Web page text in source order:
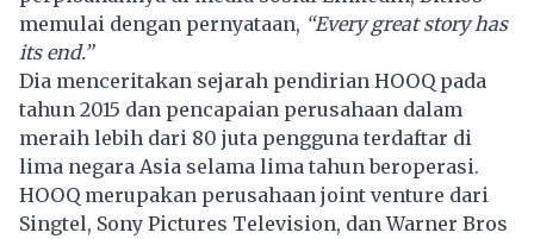
memulai dengan pernyataan, “Every great story has
its end.”
Dia menceritakan sejarah pendirian HOOQ pada
tahun 2015 dan pencapaian perusahaan dalam
meraih lebih dari 80 juta pengguna terdaftar di
lima negara Asia selama lima tahun beroperasi.
HOOQ merupakan perusahaan joint venture dari
Singtel, Sony Pictures Television, dan Warner Bros